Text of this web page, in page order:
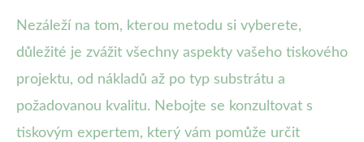
Nezáleží na tom, kterou metodu si vyberete,
důležité je zvážit všechny aspekty vašeho tiskového
projektu, od nákladů až po typ substrátu a
požadovanou kvalitu. Nebojte se konzultovat s
tiskovým expertem, který vám pomůže určit